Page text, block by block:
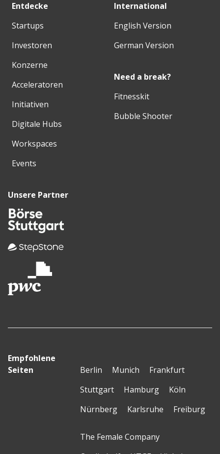
Entdecke
Startups
Investoren
Konzerne
Acceleratoren
Initiativen
Digitale Hubs
Workspaces
Events
International
English Version
German Version
Need a break?
Fitnesskit
Bubble Shooter
Unsere Partner
Empfohlene
Seiten
Berlin Munich
Frankfurt
Stuttgart
Hamburg
Köln
Nürnberg
Karlsruhe Freiburg
The Female Company